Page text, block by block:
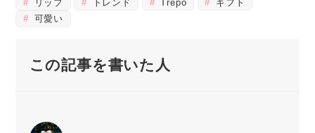
リップ
トレンド Trepo
ギフト
可愛い
この記事を書いた人